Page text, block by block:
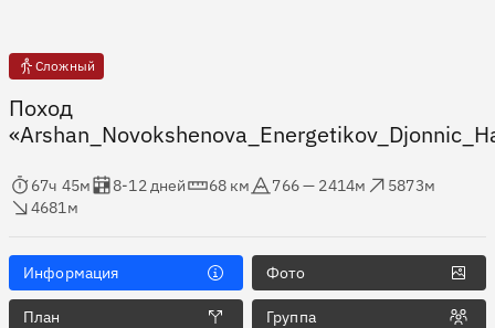
Сложный
Поход
в пути
67ч 45м
Оценка в днях
8-12 дней
Дистанция
68 км
Абсолютная высота
766 — 2414м
Набор высоты
5873м
4681м
Информация Фото
План Группа